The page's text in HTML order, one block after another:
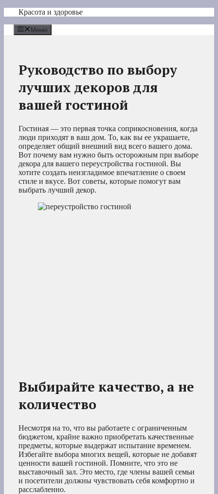
Перейти
содержимому
Красота и здоровье
Меню
Руководство по выбору
лучших декоров для
вашей гостиной
Гостиная — это первая точка соприкосновения, когда
люди приходят в ваш дом. То, как вы ее украшаете,
определяет общий внешний вид всего вашего дома.
Вот почему вам нужно быть осторожным при выборе
декора для вашего переустройства гостиной. Вы
хотите создать неизгладимое впечатление о своем
стиле и вкусе. Вот советы, которые помогут вам
выбрать лучший декор.
Выбирайте качество, а не
количество
Несмотря на то, что вы работаете с ограниченным
бюджетом, крайне важно приобретать качественные
предметы, которые выдержат испытание временем.
Избегайте выбора многих вещей, которые не добавят
ценности вашей гостиной. Помните, что это не
выставочный зал. Это место, где члены вашей семьи
и посетители должны чувствовать себя комфортно и
расслабленно.